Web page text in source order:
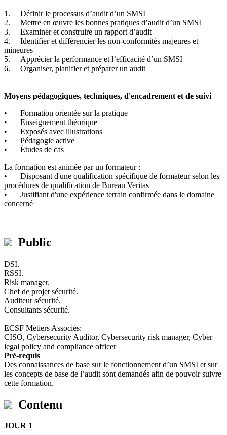
1.
Définir le processus d’audit d’un SMSI
2.
Mettre en œuvre les bonnes pratiques d’audit d’un SMSI
3.
Examiner et construire un rapport d’audit
4.
Identifier et différencier les non-conformités majeures et
mineures
5.
Apprécier la performance et l’efficacité d’un SMSI
6.
Organiser, planifier et préparer un audit
Moyens pédagogiques, techniques, d'encadrement et de suivi
•
Formation orientée sur la pratique
•
Enseignement théorique
•
Exposés avec illustrations
•
Pédagogie active
•
Études de cas
La formation est animée par un formateur :
•
Disposant d'une qualification spécifique de formateur selon les
procédures de qualification de Bureau Veritas
•
Justifiant d'une expérience terrain confirmée dans le domaine
concerné
Public
DSI.
RSSI.
Risk manager.
Chef de projet sécurité.
Auditeur sécurité.
Consultants sécurité.
ECSF Metiers Associés:
CISO, Cybersecurity Auditor, Cybersecurity risk manager, Cyber
legal policy and compliance officer
Pré-requis
Des connaissances de base sur le fonctionnement d’un SMSI et sur
les concepts de base de l’audit sont demandés afin de pouvoir suivre
cette formation.
Contenu
JOUR 1